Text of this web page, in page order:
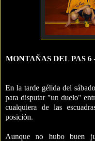
MONTAÑAS DEL PAS
En la tarde gélida del
para disputar "un duelo"
cualquiera de las
posición.
Aunque no hubo buen